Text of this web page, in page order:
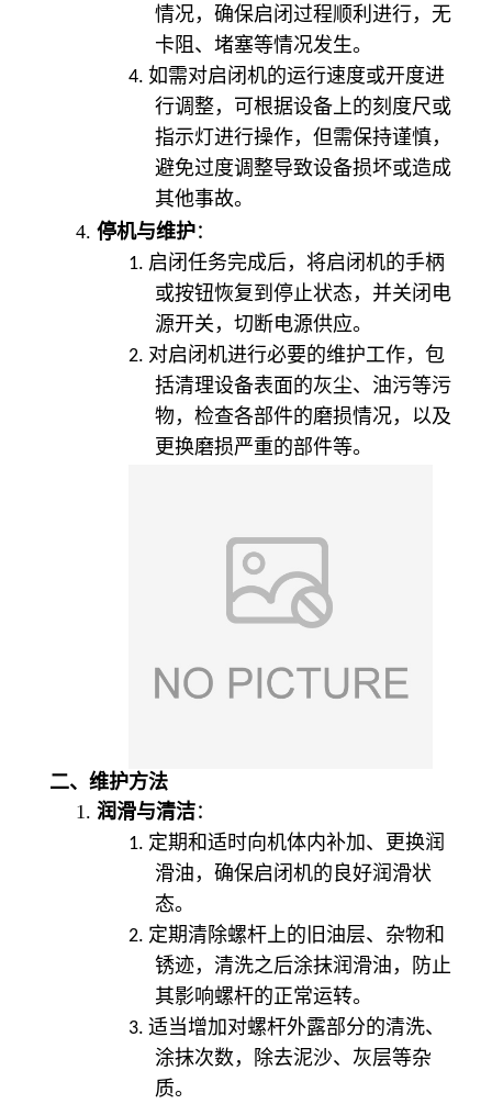
情况，确保启闭过程顺利进行，无
卡阻、堵塞等情况发生。
4. 如需对启闭机的运行速度或开度进
行调整，可根据设备上的刻度尺或
指示灯进行操作，但需保持谨慎，
避免过度调整导致设备损坏或造成
其他事故。
4. 停机与维护：
1. 启闭任务完成后，将启闭机的手柄
或按钮恢复到停止状态，并关闭电
源开关，切断电源供应。
2. 对启闭机进行必要的维护工作，包
括清理设备表面的灰尘、油污等污
物，检查各部件的磨损情况，以及
更换磨损严重的部件等。
二、维护方法
1. 润滑与清洁：
1. 定期和适时向机体内补加、更换润
滑油，确保启闭机的良好润滑状
态。
2. 定期清除螺杆上的旧油层、杂物和
锈迹，清洗之后涂抹润滑油，防止
其影响螺杆的正常运转。
3. 适当增加对螺杆外露部分的清洗、
涂抹次数，除去泥沙、灰层等杂
质。